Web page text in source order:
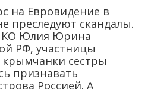
на Евровидение в
преследуют скандалы.
Юлия Юрина
РФ, участницы
крымчанки сестры
признавать
Россией. А